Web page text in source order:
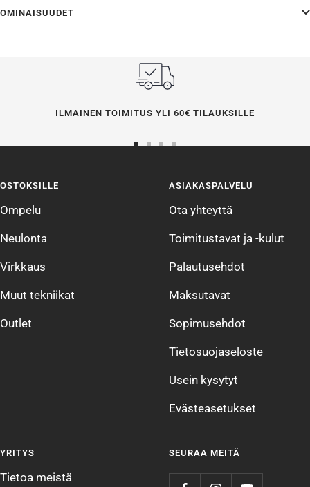
OMINAISUUDET
ILMAINEN TOIMITUS YLI 60€ TILAUKSILLE
4
OSTOKSILLE
Ompelu
Neulonta
Virkkaus
Muut tekniikat
Outlet
ASIAKASPALVELU
Ota yhteyttä
Toimitustavat ja -kulut
Palautusehdot
Maksutavat
Sopimusehdot
Tietosuojaseloste
Usein kysytyt
Evästeasetukset
YRITYS
Tietoa meistä
SEURAA MEITÄ